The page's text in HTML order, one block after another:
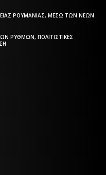
ΡΟΥΜΑΝΊΑΣ, ΜΈΣΩ ΤΩΝ ΝΈΩΝ
ΡΥΘΜΏΝ, ΠΟΛΙΤΙΣΤΙΚΈΣ